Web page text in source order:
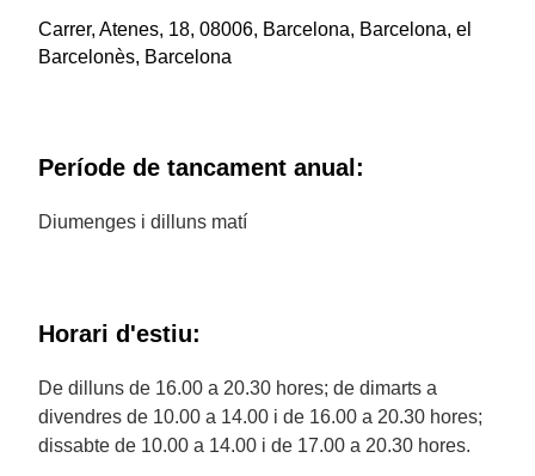
Carrer, Atenes, 18, 08006, Barcelona, Barcelona, el
Barcelonès, Barcelona
Període de tancament anual:
Diumenges i dilluns matí
Horari d'estiu:
De dilluns de 16.00 a 20.30 hores; de dimarts a
divendres de 10.00 a 14.00 i de 16.00 a 20.30 hores;
dissabte de 10.00 a 14.00 i de 17.00 a 20.30 hores.